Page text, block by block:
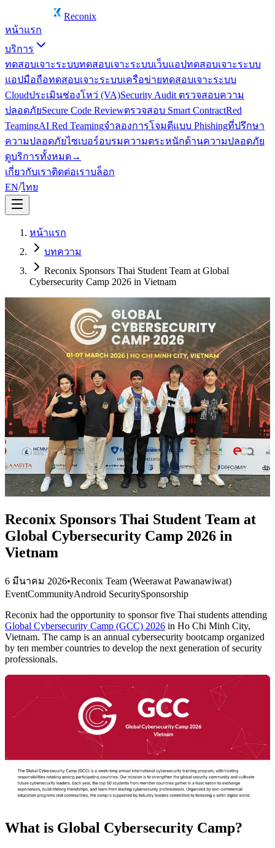
Reconix
หน้าแรก
บริการ
ทดสอบเจาะระบบทดสอบเจาะระบบเว็บแอปทดสอบเจาะระบบ
แอปมือถือทดสอบเจาะระบบเครือข่ายทดสอบเจาะระบบ
Cloudประเมินช่องโหว่ (VA)Security Audit ตรวจสอบความ
ปลอดภัยSecure Code Reviewตรวจสอบ Smart ContractRed
TeamingAI Red Teamingจำลองการโจมตีแบบ Phishingที่ปรึกษา
ความปลอดภัยไซเบอร์อบรมความตระหนักด้านความปลอดภัย
ดูบริการทั้งหมด→
เกี่ยวกับเราติดต่อเราบล็อก
EN/ไทย
หน้าแรก
บทความ
Reconix Sponsors Thai Student Team at Global
Cybersecurity Camp 2026 in Vietnam
Reconix Sponsors Thai Student Team at
Global Cybersecurity Camp 2026 in
Vietnam
6 มีนาคม 2026•Reconix Team (Weerawat Pawanawiwat)
EventCommunityAndroid SecuritySponsorship
Reconix had the opportunity to sponsor five Thai students attending
Global Cybersecurity Camp (GCC) 2026 in Ho Chi Minh City,
Vietnam. The camp is an annual cybersecurity bootcamp organized
by ten member countries to develop the next generation of security
professionals.
What is Global Cybersecurity Camp?